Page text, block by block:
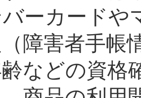
ーカードや
障害者手帳
などの資格